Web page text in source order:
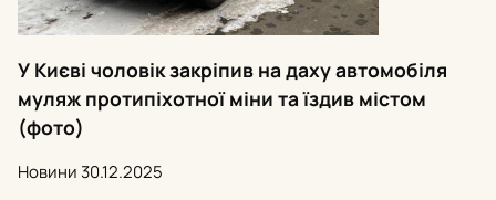
У Києві чоловік закріпив на даху автомобіля
муляж протипіхотної міни та їздив містом
(фото)
Новини 30.12.2025